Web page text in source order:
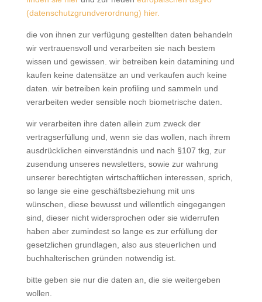
(datenschutzgrundverordnung) hier.
die von ihnen zur verfügung gestellten daten behandeln
wir vertrauensvoll und verarbeiten sie nach bestem
wissen und gewissen. wir betreiben kein datamining und
kaufen keine datensätze an und verkaufen auch keine
daten. wir betreiben kein profiling und sammeln und
verarbeiten weder sensible noch biometrische daten.
wir verarbeiten ihre daten allein zum zweck der
vertragserfüllung und, wenn sie das wollen, nach ihrem
ausdrücklichen einverständnis und nach §107 tkg, zur
zusendung unseres newsletters, sowie zur wahrung
unserer berechtigten wirtschaftlichen interessen, sprich,
so lange sie eine geschäftsbeziehung mit uns
wünschen, diese bewusst und willentlich eingegangen
sind, dieser nicht widersprochen oder sie widerrufen
haben aber zumindest so lange es zur erfüllung der
gesetzlichen grundlagen, also aus steuerlichen und
buchhalterischen gründen notwendig ist.
bitte geben sie nur die daten an, die sie weitergeben
wollen.